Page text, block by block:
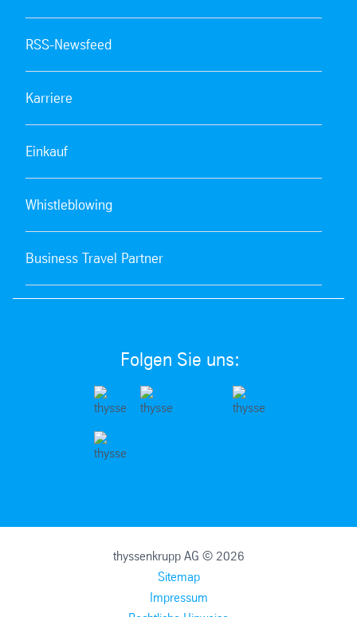
RSS-Newsfeed
Karriere
Einkauf
Whistleblowing
Business Travel Partner
Folgen Sie uns:
thyssenkrupp AG © 2026
Sitemap
Impressum